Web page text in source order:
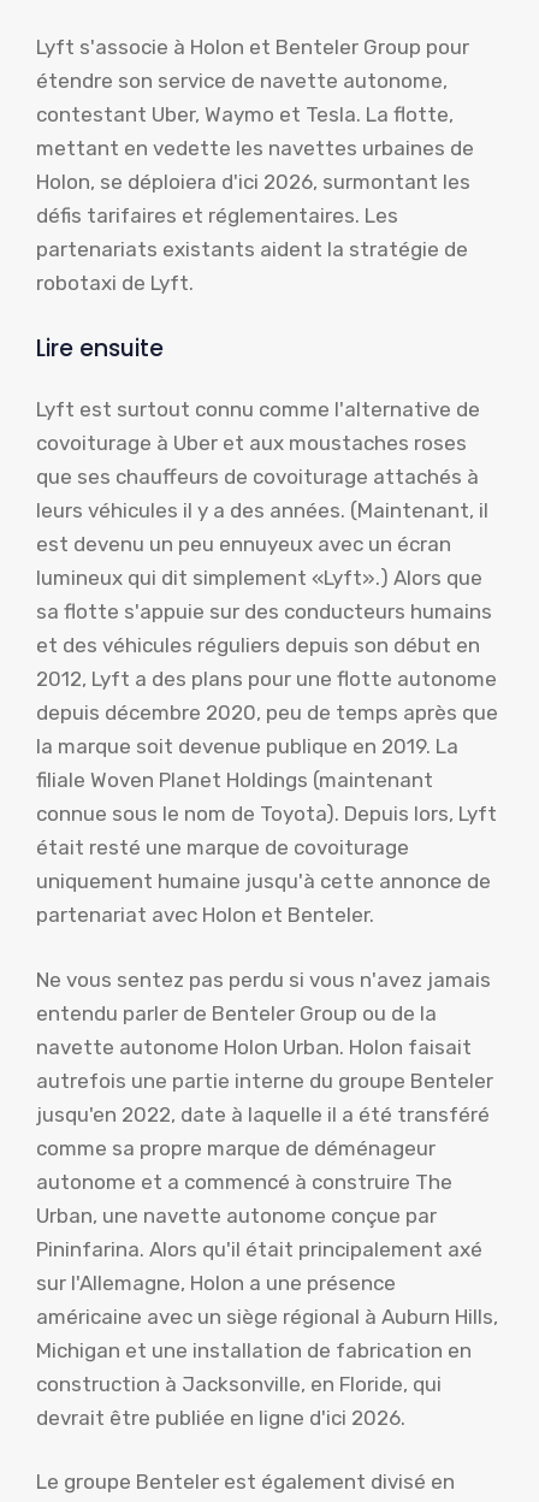
Lyft s'associe à Holon et Benteler Group pour
étendre son service de navette autonome,
contestant Uber, Waymo et Tesla. La flotte,
mettant en vedette les navettes urbaines de
Holon, se déploiera d'ici 2026, surmontant les
défis tarifaires et réglementaires. Les
partenariats existants aident la stratégie de
robotaxi de Lyft.
Lire ensuite
Lyft est surtout connu comme l'alternative de
covoiturage à Uber et aux moustaches roses
que ses chauffeurs de covoiturage attachés à
leurs véhicules il y a des années. (Maintenant, il
est devenu un peu ennuyeux avec un écran
lumineux qui dit simplement «Lyft».) Alors que
sa flotte s'appuie sur des conducteurs humains
et des véhicules réguliers depuis son début en
2012, Lyft a des plans pour une flotte autonome
depuis décembre 2020, peu de temps après que
la marque soit devenue publique en 2019. La
filiale Woven Planet Holdings (maintenant
connue sous le nom de Toyota). Depuis lors, Lyft
était resté une marque de covoiturage
uniquement humaine jusqu'à cette annonce de
partenariat avec Holon et Benteler.
Ne vous sentez pas perdu si vous n'avez jamais
entendu parler de Benteler Group ou de la
navette autonome Holon Urban. Holon faisait
autrefois une partie interne du groupe Benteler
jusqu'en 2022, date à laquelle il a été transféré
comme sa propre marque de déménageur
autonome et a commencé à construire The
Urban, une navette autonome conçue par
Pininfarina. Alors qu'il était principalement axé
sur l'Allemagne, Holon a une présence
américaine avec un siège régional à Auburn Hills,
Michigan et une installation de fabrication en
construction à Jacksonville, en Floride, qui
devrait être publiée en ligne d'ici 2026.
Le groupe Benteler est également divisé en